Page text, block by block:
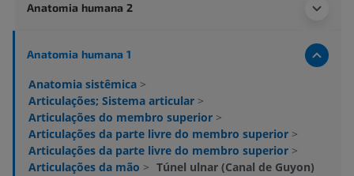
Anatomia humana 2
Anatomia humana 1
Anatomia sistêmica >
Articulações; Sistema articular >
Articulações do membro superior >
Articulações da parte livre do membro superior >
Articulações da parte livre do membro superior >
Articulações da mão > Túnel ulnar (Canal de Guyon)